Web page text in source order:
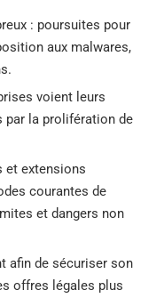
: poursuites pour
aux malwares,
voient leurs
par la prolifération de
et extensions
courantes de
et dangers non
afin de sécuriser son
offres légales plus